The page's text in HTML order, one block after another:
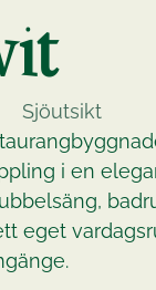
Sjöutsikt
i en
eget